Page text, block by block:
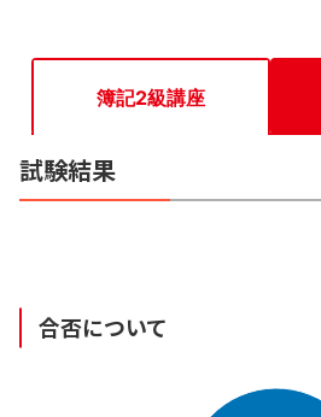
簿記2級講座
試験結果
合否について